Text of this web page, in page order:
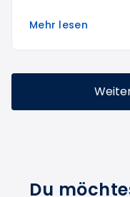
Mehr lesen
Du